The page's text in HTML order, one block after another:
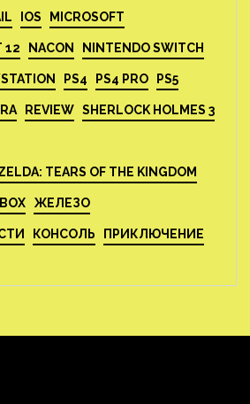
IOS MICROSOFT
12 NACON NINTENDO SWITCH
PS4 PS4 PRO PS5
REVIEW SHERLOCK HOLMES 3
TEARS OF THE KINGDOM
ЖЕЛЕЗО
КОНСОЛЬ ПРИКЛЮЧЕНИЕ